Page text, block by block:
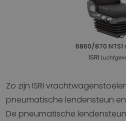
6860/870 NTS1
ISRI
Zo zijn ISRI
pneumatische lendensteun
De pneumatische